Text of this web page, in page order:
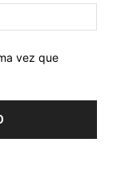
vez que